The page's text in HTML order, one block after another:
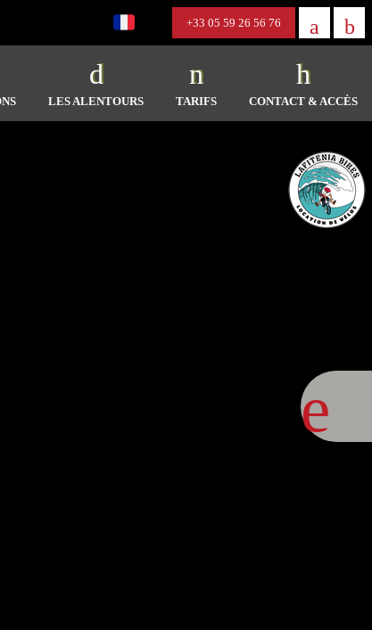
+33 05 59 26 56 76
LES ALENTOURS TARIFS CONTACT & ACCÈS